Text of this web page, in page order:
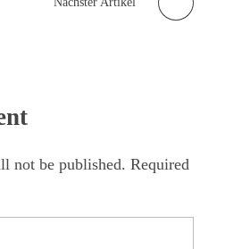
not be published. Required